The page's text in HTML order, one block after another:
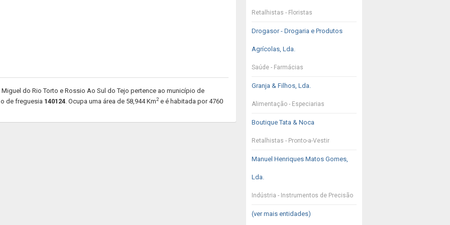
do Rio Torto e Rossio Ao Sul do Tejo pertence ao município de
de freguesia 140124. Ocupa uma área de 58,944 Km2e é habitada por 4760
Retalhistas - Floristas
Drogasor - Drogaria e Produtos
Agrícolas, Lda.
Saúde - Farmácias
Granja & Filhos, Lda.
Alimentação - Especiarias
Boutique Tata & Noca
Retalhistas - Pronto-a-Vestir
Manuel Henriques Matos Gomes,
Lda.
Indústria - Instrumentos de Precisão
(ver mais entidades)